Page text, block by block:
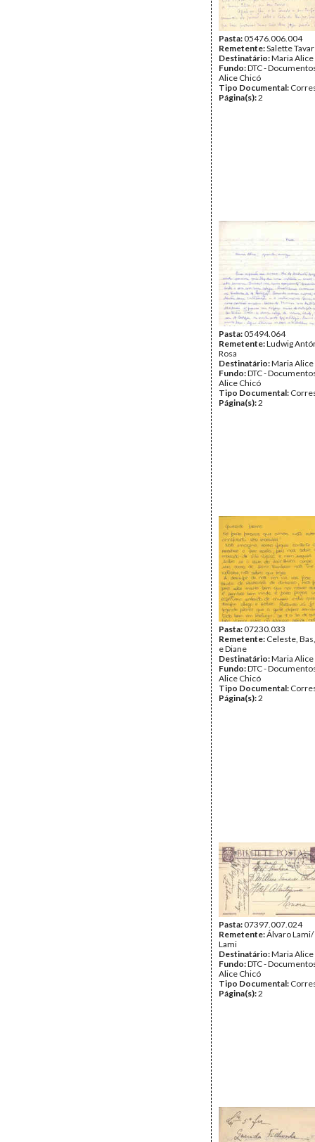
Pasta:05476.006.004
Remetente:Salette
Destinatário:Maria Alice
Fundo:DTC -
Alice Chicó
Tipo Documental:
Página(s):2
Pasta:05494.064
Remetente:Ludwig
Rosa
Destinatário:Maria Alice
Fundo:DTC -
Alice Chicó
Tipo Documental:
Página(s):2
Pasta:07230.033
Remetente: Celeste,
e Diane
Destinatário:Maria Alice
Fundo:DTC -
Alice Chicó
Tipo Documental:
Página(s):2
Pasta:07397.007.024
Remetente:Álvaro
Lami
Destinatário:Maria Alice
Fundo:DTC -
Alice Chicó
Tipo Documental:
Página(s):2